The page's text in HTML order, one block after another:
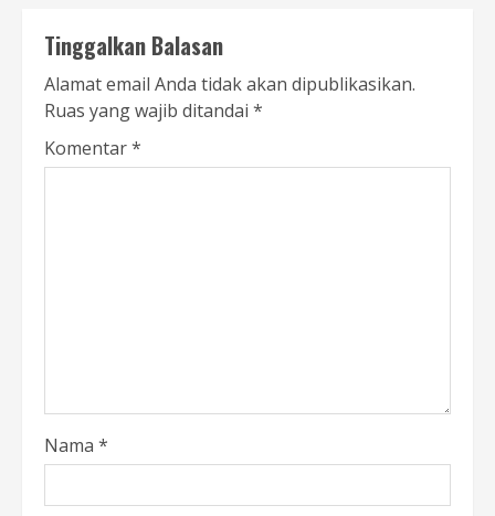
Tinggalkan Balasan
Alamat email Anda tidak akan dipublikasikan.
Ruas yang wajib ditandai *
Komentar*
Nama *